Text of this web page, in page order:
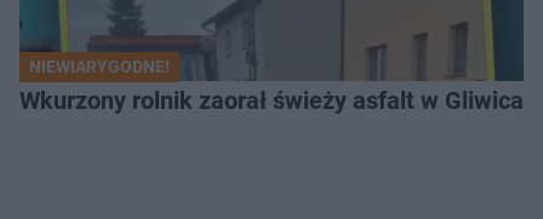
NIEWIARYGODNE!
Wkurzony rolnik zaorał świeży asfalt w